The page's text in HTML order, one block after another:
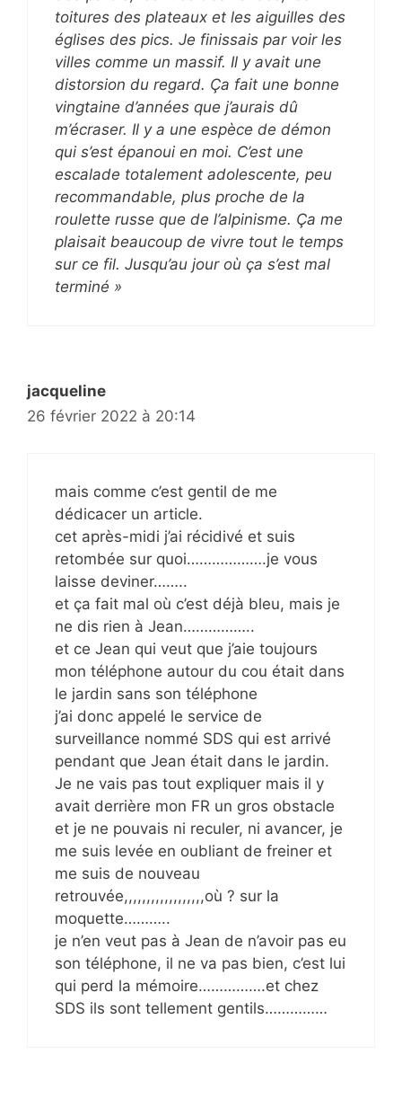
toitures des plateaux et les aiguilles des
églises des pics. Je finissais par voir les
villes comme un massif. Il y avait une
distorsion du regard. Ça fait une bonne
vingtaine d’années que j’aurais dû
m’écraser. Il y a une espèce de démon
qui s’est épanoui en moi. C’est une
escalade totalement adolescente, peu
recommandable, plus proche de la
roulette russe que de l’alpinisme. Ça me
plaisait beaucoup de vivre tout le temps
sur ce fil. Jusqu’au jour où ça s’est mal
terminé »
jacqueline
26 février 2022 à 20:14
mais comme c’est gentil de me
dédicacer un article.
cet après-midi j’ai récidivé et suis
retombée sur quoi……………….je vous
laisse deviner……..
et ça fait mal où c’est déjà bleu, mais je
ne dis rien à Jean……………..
et ce Jean qui veut que j’aie toujours
mon téléphone autour du cou était dans
le jardin sans son téléphone
j’ai donc appelé le service de
surveillance nommé SDS qui est arrivé
pendant que Jean était dans le jardin.
Je ne vais pas tout expliquer mais il y
avait derrière mon FR un gros obstacle
et je ne pouvais ni reculer, ni avancer, je
me suis levée en oubliant de freiner et
me suis de nouveau
retrouvée,,,,,,,,,,,,,,,,,,où ? sur la
moquette………..
je n’en veut pas à Jean de n’avoir pas eu
son téléphone, il ne va pas bien, c’est lui
qui perd la mémoire…………….et chez
SDS ils sont tellement gentils……………